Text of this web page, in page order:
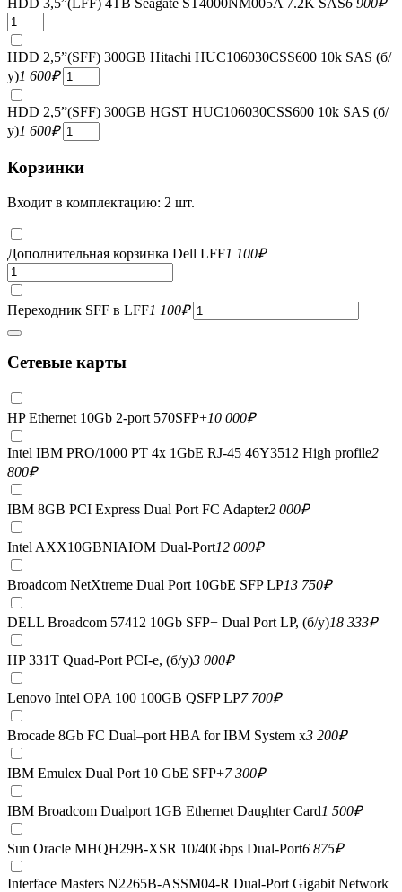
HDD 3,5”(LFF) 4TB Seagate ST4000NM005A 7.2K SAS6 900₽
HDD 2,5”(SFF) 300GB Hitachi HUC106030CSS600 10k SAS (б/
у)1 600₽
HDD 2,5”(SFF) 300GB HGST HUC106030CSS600 10k SAS (б/
у)1 600₽
Корзинки
Входит в комплектацию: 2 шт.
Дополнительная корзинка Dell LFF1 100₽
Переходник SFF в LFF1 100₽
Сетевые карты
HP Ethernet 10Gb 2-port 570SFP+10 000₽
Intel IBM PRO/1000 PT 4x 1GbE RJ-45 46Y3512 High profile2
800₽
IBM 8GB PCI Express Dual Port FC Adapter2 000₽
Intel AXX10GBNIAIOM Dual-Port12 000₽
Broadcom NetXtreme Dual Port 10GbE SFP LP13 750₽
DELL Broadcom 57412 10Gb SFP+ Dual Port LP, (б/у)18 333₽
HP 331T Quad-Port PCI-e, (б/у)3 000₽
Lenovo Intel OPA 100 100GB QSFP LP7 700₽
Brocade 8Gb FC Dual–port HBA for IBM System x3 200₽
IBM Emulex Dual Port 10 GbE SFP+7 300₽
IBM Broadcom Dualport 1GB Ethernet Daughter Card1 500₽
Sun Oracle MHQH29B-XSR 10/40Gbps Dual-Port6 875₽
Interface Masters N2265B-ASSM04-R Dual-Port Gigabit Network